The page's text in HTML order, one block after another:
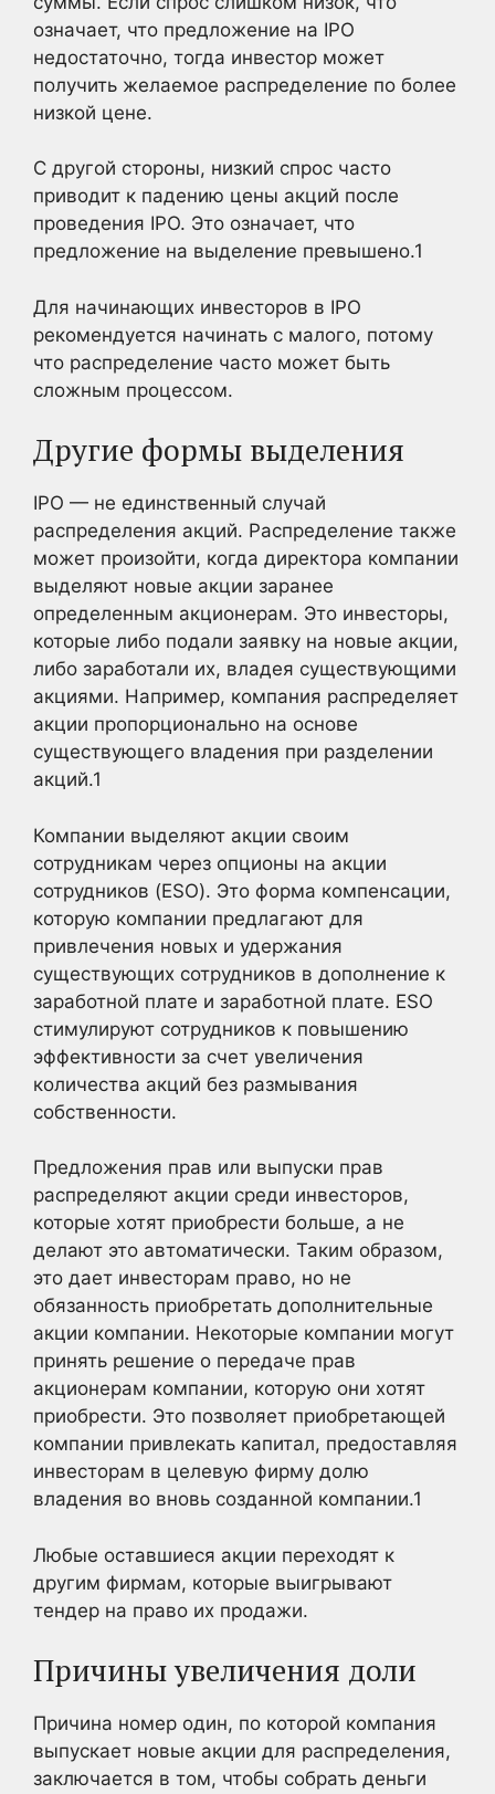
означает, что предложение на IPO
недостаточно, тогда инвестор может
получить желаемое распределение по более
низкой цене.
С другой стороны, низкий спрос часто
приводит к падению цены акций после
проведения IPO. Это означает, что
предложение на выделение превышено.1
Для начинающих инвесторов в IPO
рекомендуется начинать с малого, потому
что распределение часто может быть
сложным процессом.
Другие формы выделения
IPO — не единственный случай
распределения акций. Распределение также
может произойти, когда директора компании
выделяют новые акции заранее
определенным акционерам. Это инвесторы,
которые либо подали заявку на новые акции,
либо заработали их, владея существующими
акциями. Например, компания распределяет
акции пропорционально на основе
существующего владения при разделении
акций.1
Компании выделяют акции своим
сотрудникам через опционы на акции
сотрудников (ESO). Это форма компенсации,
которую компании предлагают для
привлечения новых и удержания
существующих сотрудников в дополнение к
заработной плате и заработной плате. ESO
стимулируют сотрудников к повышению
эффективности за счет увеличения
количества акций без размывания
собственности.
Предложения прав или выпуски прав
распределяют акции среди инвесторов,
которые хотят приобрести больше, а не
делают это автоматически. Таким образом,
это дает инвесторам право, но не
обязанность приобретать дополнительные
акции компании. Некоторые компании могут
принять решение о передаче прав
акционерам компании, которую они хотят
приобрести. Это позволяет приобретающей
компании привлекать капитал, предоставляя
инвесторам в целевую фирму долю
владения во вновь созданной компании.1
Любые оставшиеся акции переходят к
другим фирмам, которые выигрывают
тендер на право их продажи.
Причины увеличения доли
Причина номер один, по которой компания
выпускает новые акции для распределения,
заключается в том, чтобы собрать деньги